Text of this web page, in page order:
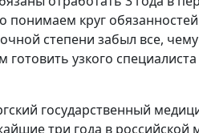
круг
степени забыл все, чему
узкого
государственный
три года в российской